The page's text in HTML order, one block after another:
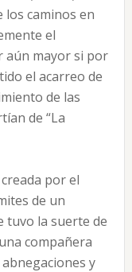
los caminos en
el
aún mayor si por
el acarreo de
de las
de “La
por el
de un
tuvo la suerte de
compañera
y